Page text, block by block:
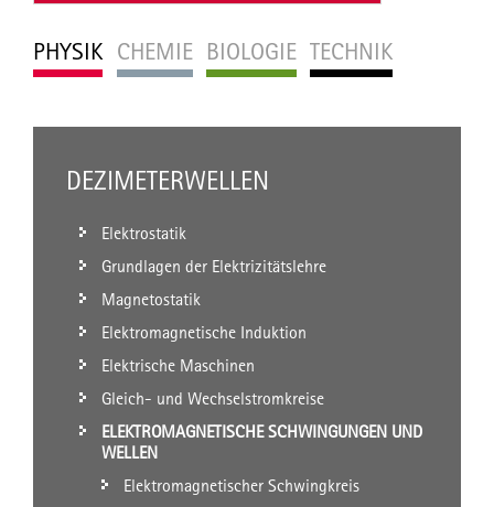
PHYSIK CHEMIE BIOLOGIE TECHNIK
DEZIMETERWELLEN
Elektrostatik
Grundlagen der Elektrizitätslehre
Magnetostatik
Elektromagnetische Induktion
Elektrische Maschinen
Gleich- und Wechselstromkreise
ELEKTROMAGNETISCHE SCHWINGUNGEN UND
WELLEN
Elektromagnetischer Schwingkreis